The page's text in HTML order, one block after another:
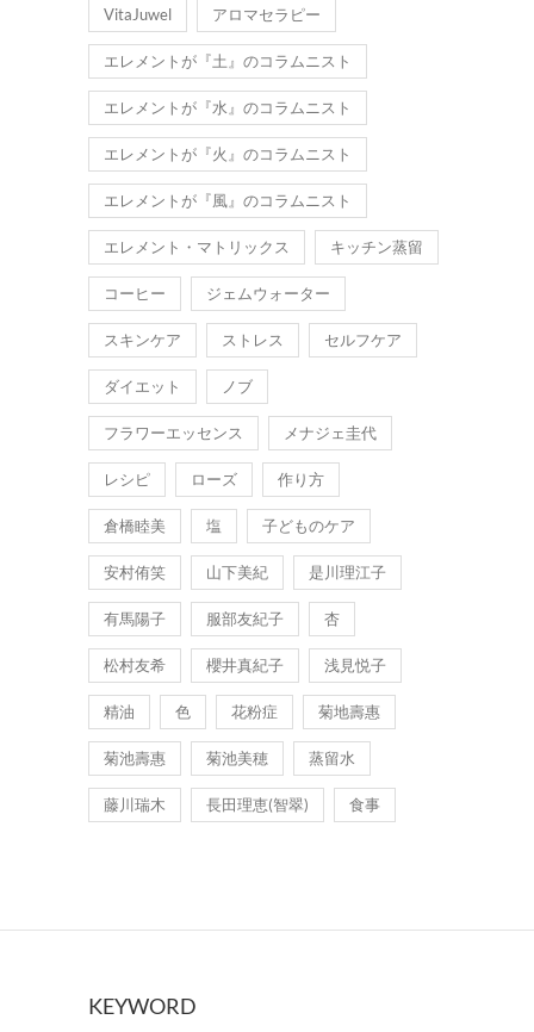
VitaJuwel アロマセラピー
エレメントが『土』のコラムニスト
エレメントが『水』のコラムニスト
エレメントが『火』のコラムニスト
エレメントが『風』のコラムニスト
エレメント・マトリックス キッチン蒸留
コーヒー ジェムウォーター
スキンケア ストレス セルフケア
ダイエット ノブ
フラワーエッセンス メナジェ圭代
レシピ ローズ 作り方
倉橋睦美 塩 子どものケア
安村侑笑 山下美紀 是川理江子
有馬陽子 服部友紀子 杏
松村友希 櫻井真紀子 浅見悦子
精油 色 花粉症 菊地壽惠
菊池壽惠 菊池美穂 蒸留水
藤川瑞木 長田理恵(智翠) 食事
KEYWORD